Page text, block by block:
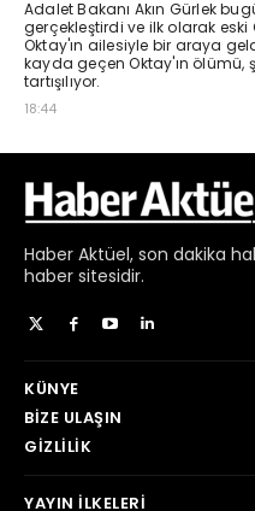
Haber Aktüel, son dakika
haber sitesidir.
KÜNYE
BIZE ULAŞIN
GIZLILIK
YAYIN İLKELERI